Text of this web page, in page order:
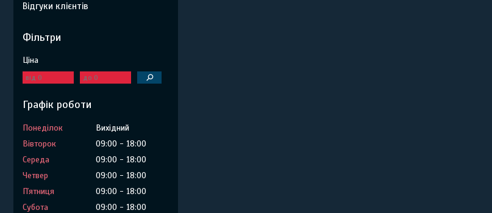
Відгуки клієнтів
Фільтри
Ціна
Графік роботи
Понеділок
Вихідний
Вівторок
09:00
18:00
Середа
09:00
18:00
Четвер
09:00
18:00
Пʼятниця
09:00
18:00
Субота
09:00
18:00